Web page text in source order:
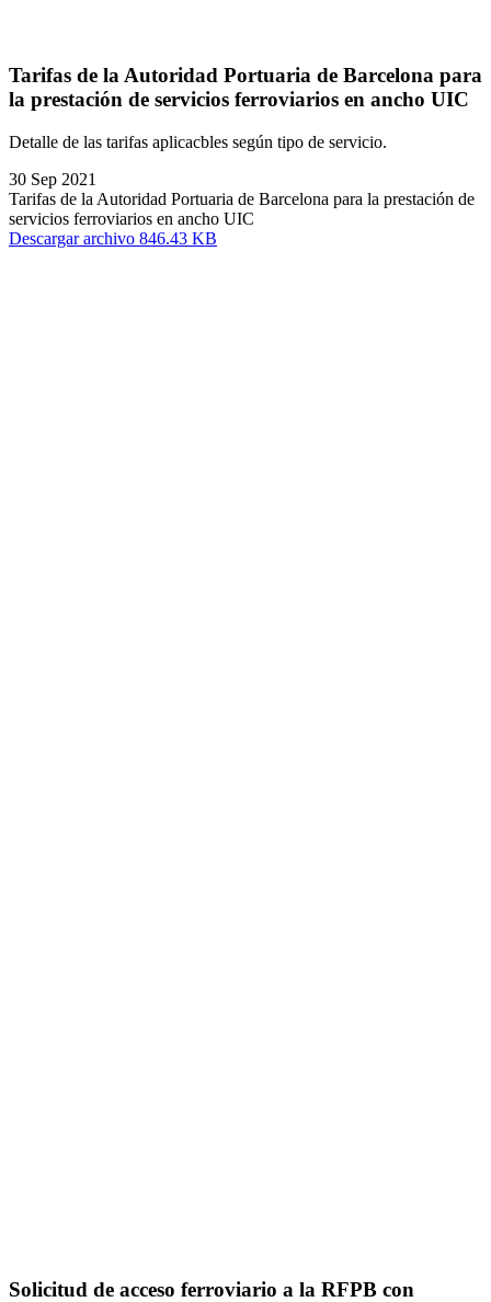
Tarifas de la Autoridad Portuaria de Barcelona para
la prestación de servicios ferroviarios en ancho UIC
Detalle de las tarifas aplicacbles según tipo de servicio.
30 Sep 2021
Tarifas de la Autoridad Portuaria de Barcelona para la prestación de
servicios ferroviarios en ancho UIC
Descargar archivo 846.43 KB
Solicitud de acceso ferroviario a la RFPB con